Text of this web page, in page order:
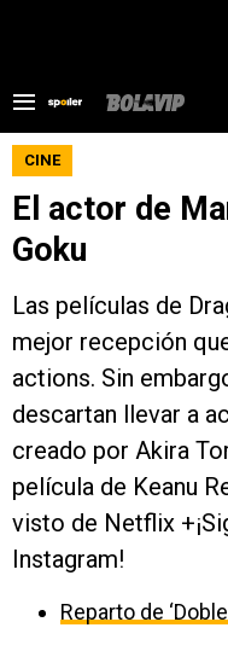
CINE
El actor de
Goku
Las películas de
mejor recepción
actions. Sin
descartan llevar a
creado por Akira
película de Keanu
visto de Netflix
Instagram!
Reparto de